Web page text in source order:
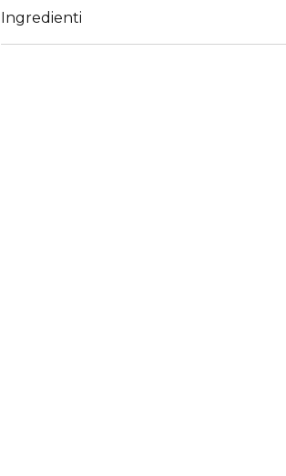
olfattiva l’affascinante nota del soffice
esaltata dalle materie prime più preziose,
raffinata sensualità.
Ingredienti